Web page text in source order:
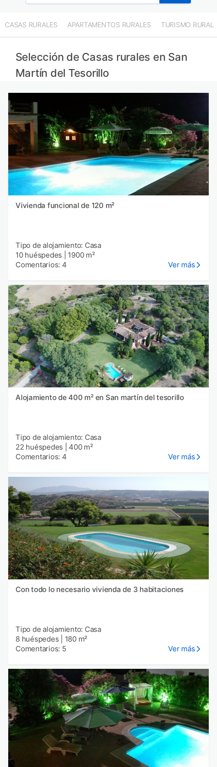
CASAS RURALES APARTAMENTOS RURALES TURISMO RURAL
Selección de Casas rurales en San
Martín del Tesorillo
Vivienda funcional de 120 m²
Tipo de alojamiento: Casa
10 huéspedes
1900 m²
Comentarios: 4
Ver más
Alojamiento de 400 m² en San martín del tesorillo
Tipo de alojamiento: Casa
22 huéspedes
400 m²
Comentarios: 4
Ver más
Con todo lo necesario vivienda de 3 habitaciones
Tipo de alojamiento: Casa
8 huéspedes
180 m²
Comentarios: 5
Ver más